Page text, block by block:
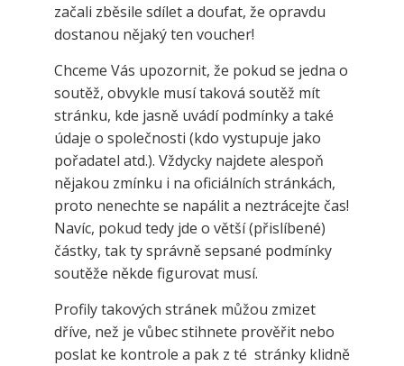
začali zběsile sdílet a doufat, že opravdu
dostanou nějaký ten voucher!
Chceme Vás upozornit, že pokud se jedna o
soutěž, obvykle musí taková soutěž mít
stránku, kde jasně uvádí podmínky a také
údaje o společnosti (kdo vystupuje jako
pořadatel atd.). Vždycky najdete alespoň
nějakou zmínku i na oficiálních stránkách,
proto nenechte se napálit a neztrácejte čas!
Navíc, pokud tedy jde o větší (přislíbené)
částky, tak ty správně sepsané podmínky
soutěže někde figurovat musí.
Profily takových stránek můžou zmizet
dříve, než je vůbec stihnete prověřit nebo
poslat ke kontrole a pak z té stránky klidně